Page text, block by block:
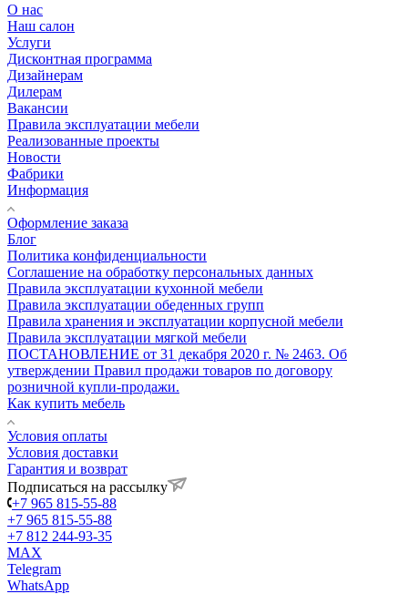
О нас
Наш салон
Услуги
Дисконтная программа
Дизайнерам
Дилерам
Вакансии
Правила эксплуатации мебели
Реализованные проекты
Новости
Фабрики
Информация
Оформление заказа
Блог
Политика конфиденциальности
Соглашение на обработку персональных данных
Правила эксплуатации кухонной мебели
Правила эксплуатации обеденных групп
Правила хранения и эксплуатации корпусной мебели
Правила эксплуатации мягкой мебели
ПОСТАНОВЛЕНИЕ от 31 декабря 2020 г. № 2463. Об
утверждении Правил продажи товаров по договору
розничной купли-продажи.
Как купить мебель
Условия оплаты
Условия доставки
Гарантия и возврат
Подписаться на рассылку
+7 965 815-55-88
+7 965 815-55-88
+7 812 244-93-35
MAX
Telegram
WhatsApp